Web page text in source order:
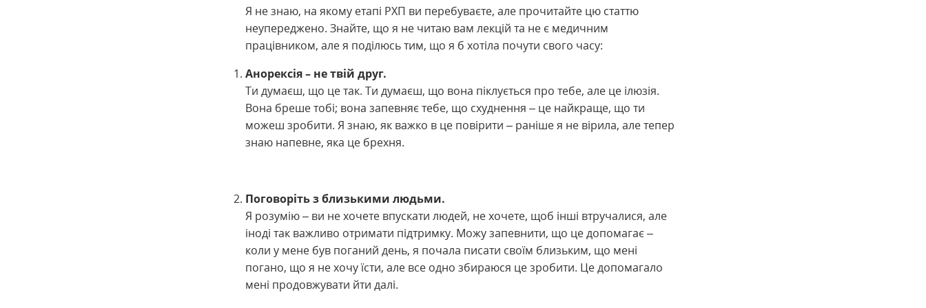
Я не знаю, на якому етапі РХП ви перебуваєте, але прочитайте цю статтю
неупереджено. Знайте, що я не читаю вам лекцій та не є медичним
працівником, але я поділюсь тим, що я б хотіла почути свого часу:
Анорексія – не твій друг.
Ти думаєш, що це так. Ти думаєш, що вона піклується про тебе, але це ілюзія.
Вона бреше тобі; вона запевняє тебе, що схуднення – це найкраще, що ти
можеш зробити. Я знаю, як важко в це повірити – раніше я не вірила, але тепер
знаю напевне, яка це брехня.
Поговоріть з близькими людьми.
Я розумію – ви не хочете впускати людей, не хочете, щоб інші втручалися, але
іноді так важливо отримати підтримку. Можу запевнити, що це допомагає –
коли у мене був поганий день, я почала писати своїм близьким, що мені
погано, що я не хочу їсти, але все одно збираюся це зробити. Це допомагало
мені продовжувати йти далі.